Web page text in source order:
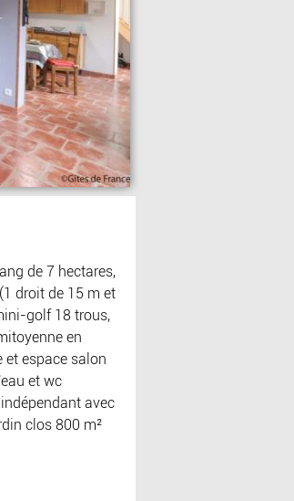
de 7 hectares,
droit de 15 m et
golf 18 trous,
en
et espace salon
et wc
avec
clos 800 m²